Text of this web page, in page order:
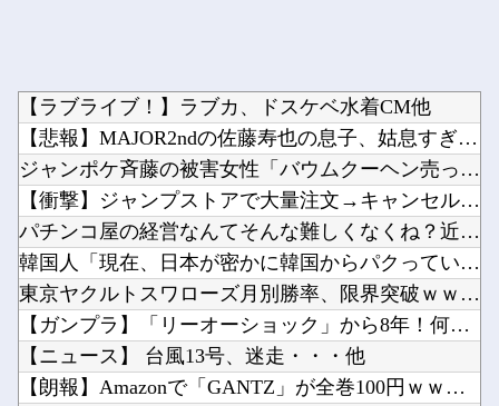
【ラブライブ！】ラブカ、ドスケベ水着CM他
【悲報】MAJOR2ndの佐藤寿也の息子、姑息すぎてしまい炎...
ジャンポケ斉藤の被害女性「バウムクーヘン売ったりTikTok...
【衝撃】ジャンプストアで大量注文→キャンセルを繰り返した32...
パチンコ屋の経営なんてそんな難しくなくね？近隣店舗よりちょ...
韓国人「現在、日本が密かに韓国からパクっているものがこちら…...
東京ヤクルトスワローズ月別勝率、限界突破ｗｗｗｗｗｗｗｗｗｗ...
【ガンプラ】「リーオーショック」から8年！何が凄かったの？他
【ニュース】 台風13号、迷走・・・他
【朗報】Amazonで「GANTZ」が全巻100円ｗｗｗｗｗ...